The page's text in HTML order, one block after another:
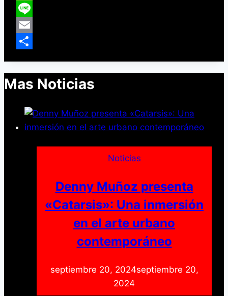
WeChat
Line
Email
Mas Noticias
Noticias
Denny Muñoz presenta
«Catarsis»: Una inmersión
en el arte urbano
contemporáneo
septiembre 20, 2024septiembre 20,
2024